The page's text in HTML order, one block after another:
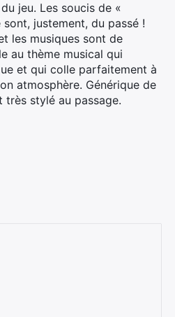
jeu. Les soucis de «
justement, du passé !
les musiques sont de
au thème musical qui
et qui colle parfaitement à
atmosphère. Générique de
stylé au passage.